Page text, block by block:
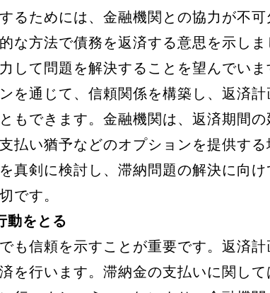
るためには、金融機関との協力が不可
な方法で債務を返済する意思を示しま
して問題を解決することを望んでい
を通じて、信頼関係を構築し、返済計
もできます。金融機関は、返済期間の
払い猶予などのオプションを提供する
真剣に検討し、滞納問題の解決に向け
です。
動をとる
も信頼を示すことが重要です。返済計
を行います。滞納金の支払いに関して